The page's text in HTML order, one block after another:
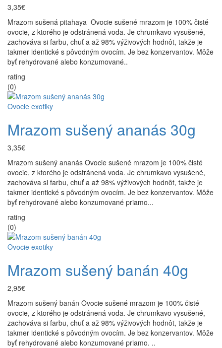
3,35€
Mrazom sušená pitahaya Ovocie sušené mrazom je 100% čisté
ovocie, z ktorého je odstránená voda. Je chrumkavo vysušené,
zachováva si farbu, chuť a až 98% výživových hodnôt, takže je
takmer identické s pôvodným ovocím. Je bez konzervantov. Môže
byť rehydrované alebo konzumované..
rating
(0)
Ovocie exotiky
Mrazom sušený ananás 30g
3,35€
Mrazom sušený ananás Ovocie sušené mrazom je 100% čisté
ovocie, z ktorého je odstránená voda. Je chrumkavo vysušené,
zachováva si farbu, chuť a až 98% výživových hodnôt, takže je
takmer identické s pôvodným ovocím. Je bez konzervantov. Môže
byť rehydrované alebo konzumované priamo...
rating
(0)
Ovocie exotiky
Mrazom sušený banán 40g
2,95€
Mrazom sušený banán Ovocie sušené mrazom je 100% čisté
ovocie, z ktorého je odstránená voda. Je chrumkavo vysušené,
zachováva si farbu, chuť a až 98% výživových hodnôt, takže je
takmer identické s pôvodným ovocím. Je bez konzervantov. Môže
byť rehydrované alebo konzumované priamo. ..